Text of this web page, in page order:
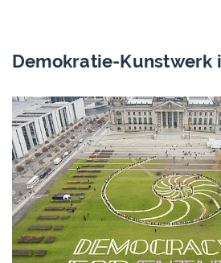
Demokratie-Kunstwerk